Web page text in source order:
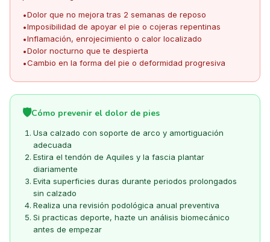
•Dolor que no mejora tras 2 semanas de reposo
•Imposibilidad de apoyar el pie o cojeras repentinas
•Inflamación, enrojecimiento o calor localizado
•Dolor nocturno que te despierta
•Cambio en la forma del pie o deformidad progresiva
🛡️Cómo prevenir el dolor de pies
Usa calzado con soporte de arco y amortiguación
adecuada
Estira el tendón de Aquiles y la fascia plantar
diariamente
Evita superficies duras durante periodos prolongados
sin calzado
Realiza una revisión podológica anual preventiva
Si practicas deporte, hazte un análisis biomecánico
antes de empezar